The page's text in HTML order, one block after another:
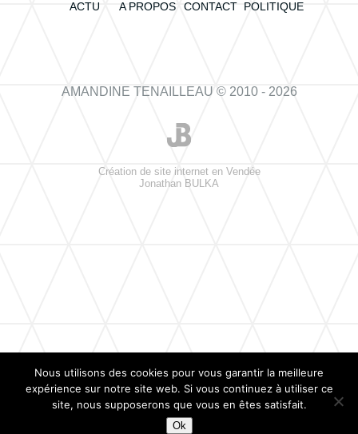
ACTU A PROPOS CONTACT POLITIQUE
AMANDINE TENAILLEAU © 2010 - 2026
Création de site internet en Vendée
Jonathan BULKA
Nous utilisons des cookies pour vous garantir la meilleure
expérience sur notre site web. Si vous continuez à utiliser ce
site, nous supposerons que vous en êtes satisfait.
Ok